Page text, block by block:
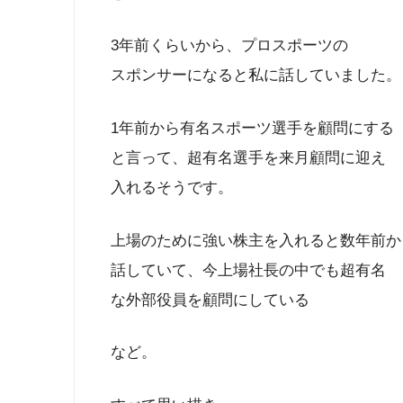
3年前くらいから、プロスポーツの
スポンサーになると私に話していました。
1年前から有名スポーツ選手を顧問にする
と言って、超有名選手を来月顧問に迎え
入れるそうです。
上場のために強い株主を入れると数年前
話していて、今上場社長の中でも超有名
な外部役員を顧問にしている
など。